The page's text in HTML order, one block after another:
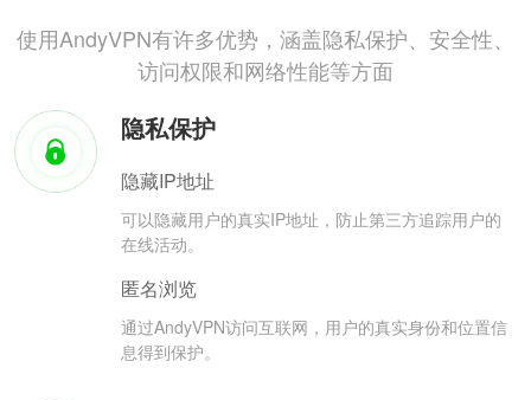
使用AndyVPN有许多优势，涵盖隐私保护、安全性、
访问权限和网络性能等方面
隐私保护
隐藏IP地址
可以隐藏用户的真实IP地址，防止第三方追踪用户的
在线活动。
匿名浏览
通过AndyVPN访问互联网，用户的真实身份和位置信
息得到保护。